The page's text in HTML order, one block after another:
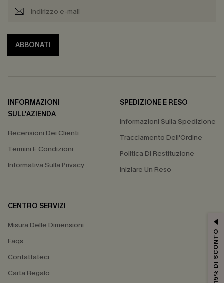
ABBONATI
INFORMAZIONI
SULL'AZIENDA
Recensioni Dei Clienti
Termini E Condizioni
Informativa Sulla Privacy
SPEDIZIONE E RESO
Informazioni Sulla Spedizione
Tracciamento Dell'Ordine
Politica Di Restituzione
Iniziare Un Reso
CENTRO SERVIZI
Misura Delle Dimensioni
Faqs
Contattateci
Carta Regalo
15% DI SCONTO